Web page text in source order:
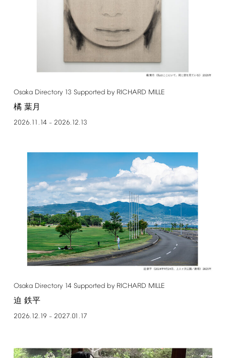
Osaka Directory 13 Supported by RICHARD MILLE
橘 葉月
2026.11.14– 2026.12.13
Osaka Directory 14 Supported by RICHARD MILLE
迫 鉄平
2026.12.19 – 2027.01.17